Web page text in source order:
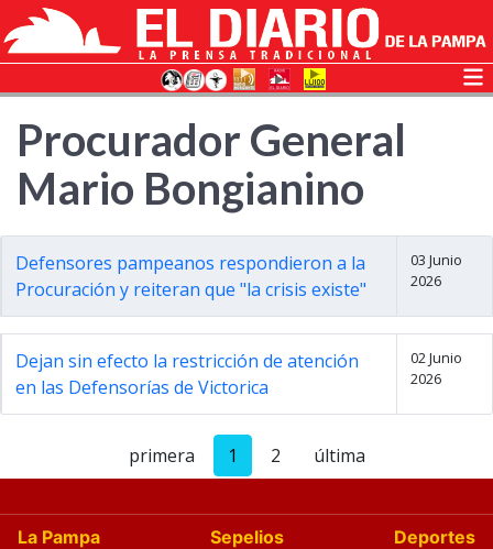
Procurador General
Mario Bongianino
Defensores pampeanos respondieron a la
Procuración y reiteran que "la crisis existe"
03 Junio
2026
Dejan sin efecto la restricción de atención
en las Defensorías de Victorica
02 Junio
2026
primera 1 2 última
La Pampa Sepelios
Deportes